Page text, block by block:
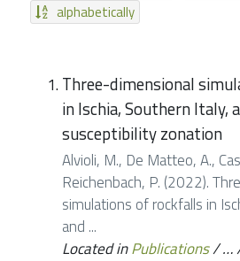
alphabetically
Three-dimensional
in Ischia, Southern Italy,
susceptibility zonation
Alvioli, M., De Matteo, A.,
Reichenbach, P. (2022).
simulations of rockfalls in
and ...
Located inPublications/…